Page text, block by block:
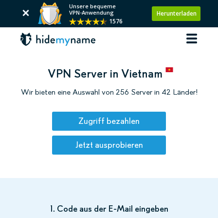
Unsere bequeme
VPN-Anwendung
1576
Herunterladen
VPN Server in Vietnam
Wir bieten eine Auswahl von 256 Server in 42 Länder!
Zugriff bezahlen
Jetzt ausprobieren
1. Code aus der E-Mail eingeben